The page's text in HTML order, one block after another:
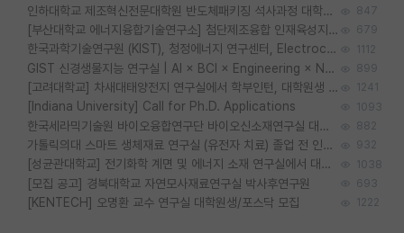
인하대학교 제조혁신전문대학원 반도체패키징 석사과정 대학원생 모집 847
[부산대학교 에너지융합기술연구소] 첨단제조융합 인재육성지원 박사후연구원 채용 (이진홍 교수님 연구실) 679
한국과학기술연구원 (KIST), 청정에너지 연구센터, Electrochemical Materials and Devices (Emd) Lab에서 학생을 모집합니다. (연,고대) 1112
GIST 신경생물지능 연구실 | AI × BCI × Engineering × Neuroscience 이노코어 Post-doc 모집 899
[고려대학교] 차새대태양전지 연구실에서 학부인턴, 대학원생 및 Post.Doc.을 모집합니다. 1241
[Indiana University] Call for Ph.D. Applications 1093
한국세라믹기술원 바이오융합연구단 바이오신소재연구실 대학원생/학부인턴 모집 882
가톨릭의대 스마트 생체재료 연구실 (유전자 치료) 졸업 전 인턴 및 대학원생 모집 932
[성균관대학교] 전기화학 계면 및 에너지 소재 연구실에서 대학원생을 모집합니다. 1038
[모집 공고] 경북대학교 자연모사재료연구실 박사후연구원 693
[KENTECH] 오명환 교수 연구실 대학원생/포스닥 모집 1222